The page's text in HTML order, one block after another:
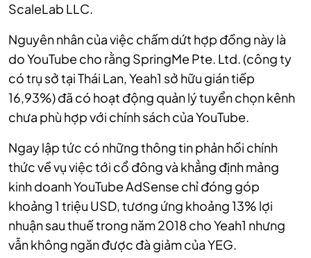
ScaleLab LLC.
Nguyên nhân của việc chấm dứt hợp đồng này là
do YouTube cho rằng SpringMe Pte. Ltd. (công ty
có trụ sở tại Thái Lan, Yeah1 sở hữu gián tiếp
16,93%) đã có hoạt động quản lý tuyển chọn kênh
chưa phù hợp với chính sách của YouTube.
Ngay lập tức có những thông tin phản hồi chính
thức về vụ việc tới cổ đông và khẳng định mảng
kinh doanh YouTube AdSense chỉ đóng góp
khoảng 1 triệu USD, tương ứng khoảng 13% lợi
nhuận sau thuế trong năm 2018 cho Yeah1 nhưng
vẫn không ngăn được đà giảm của YEG.